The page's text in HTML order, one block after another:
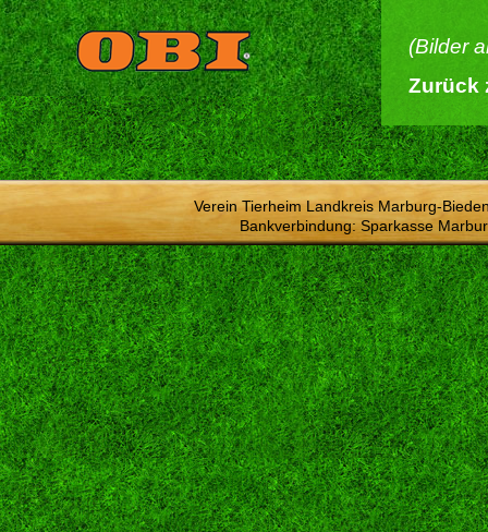
(Bilder
Zurück
Verein Tierheim Landkreis Marburg-
Bankverbindung: Sparkasse